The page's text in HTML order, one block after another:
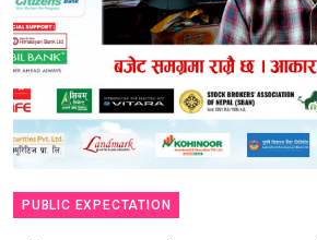
PUBLIC EXPECTATION